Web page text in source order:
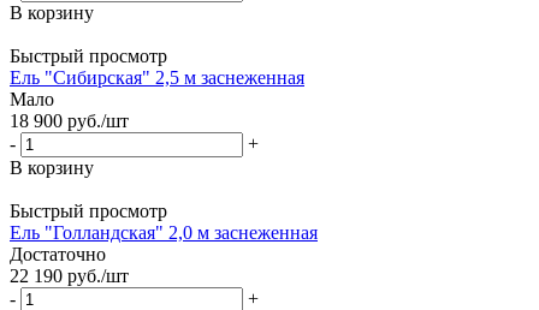
В корзину
Быстрый просмотр
Ель "Сибирская" 2,5 м заснеженная
Мало
18 900 руб./шт
-
+
В корзину
Быстрый просмотр
Ель "Голландская" 2,0 м заснеженная
Достаточно
22 190 руб./шт
-
+